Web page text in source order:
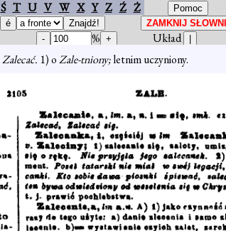
Ś T U V W X Y Z Ź Ż
%
Układ
Zalecać. 1) oZale-tniony;letnim uczyniony.